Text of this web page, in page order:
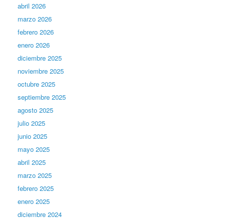
abril 2026
marzo 2026
febrero 2026
enero 2026
diciembre 2025
noviembre 2025
octubre 2025
septiembre 2025
agosto 2025
julio 2025
junio 2025
mayo 2025
abril 2025
marzo 2025
febrero 2025
enero 2025
diciembre 2024